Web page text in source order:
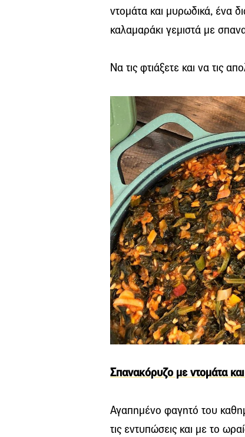
ντομάτα και μυρωδικά, ένα
καλαμαράκι γεμιστά με
Να τις φτιάξετε και να τις
Σπανακόρυζο με ντομάτα
Αγαπημένο φαγητό του
τις εντυπώσεις και με το